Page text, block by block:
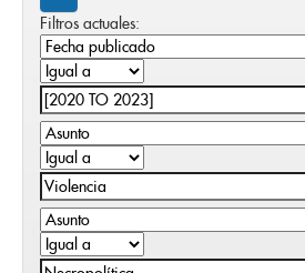
Filtros actuales: